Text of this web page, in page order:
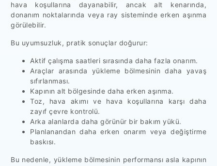
hava koşullarına dayanabilir, ancak alt kenarında,
donanım noktalarında veya ray sisteminde erken aşınma
görülebilir.
Bu uyumsuzluk, pratik sonuçlar doğurur:
Aktif çalışma saatleri sırasında daha fazla onarım.
Araçlar arasında yükleme bölmesinin daha yavaş
sıfırlanması.
Kapının alt bölgesinde daha erken aşınma.
Toz, hava akımı ve hava koşullarına karşı daha
zayıf çevre kontrolü.
Arka alanlarda daha görünür bir bakım yükü.
Planlanandan daha erken onarım veya değiştirme
baskısı.
Bu nedenle, yükleme bölmesinin performansı asla kapının